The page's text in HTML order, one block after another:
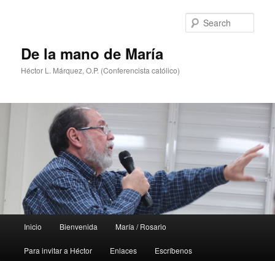
De la mano de María
Héctor L. Márquez, O.P. (Conferencista católico)
Inicio Bienvenida María / Rosario
Para invitar a Héctor Enlaces Escríbenos